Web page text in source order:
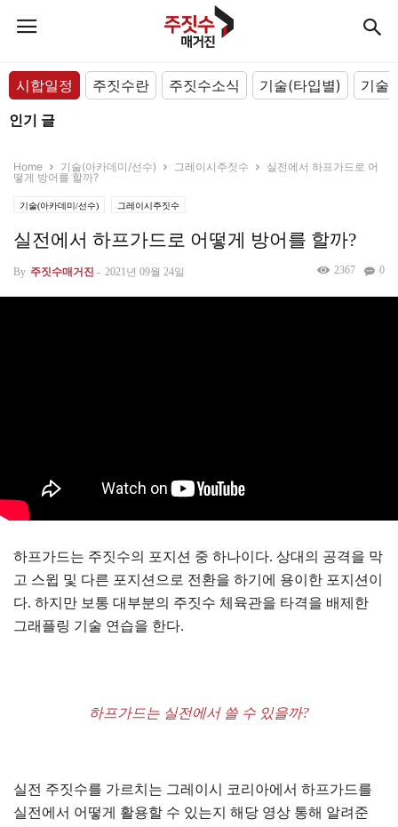
시합일정 주짓수란 주짓수소식 기술(타입별)
기술
인기 글
Home 기술(아카데미/선수) 그레이시주짓수
실전에서 하프가드로 어
떻게 방어를 할까?
기술(아카데미/선수) 그레이시주짓수
실전에서 하프가드로 어떻게 방어를 할까?
By 주짓수매거진 - 2021년 09월 24일 0
2367
하프가드는 주짓수의 포지션 중 하나이다. 상대의 공격을 막
고 스윕 및 다른 포지션으로 전환을 하기에 용이한 포지션이
다. 하지만 보통 대부분의 주짓수 체육관을 타격을 배제한
그래플링 기술 연습을 한다.
하프가드는 실전에서 쓸 수 있을까?
실전 주짓수를 가르치는 그레이시 코리아에서 하프가드를
실전에서 어떻게 활용할 수 있는지 해당 영상 통해 알려준